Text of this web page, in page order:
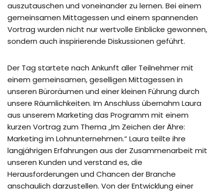
auszutauschen und voneinander zu lernen. Bei einem
gemeinsamen Mittagessen und einem spannenden
Vortrag wurden nicht nur wertvolle Einblicke gewonnen,
sondern auch inspirierende Diskussionen geführt.
Der Tag startete nach Ankunft aller Teilnehmer mit
einem gemeinsamen, geselligen Mittagessen in
unseren Büroräumen und einer kleinen Führung durch
unsere Räumlichkeiten. Im Anschluss übernahm Laura
aus unserem Marketing das Programm mit einem
kurzen Vortrag zum Thema „Im Zeichen der Ähre:
Marketing im Lohnunternehmen.“ Laura teilte ihre
langjährigen Erfahrungen aus der Zusammenarbeit mit
unseren Kunden und verstand es, die
Herausforderungen und Chancen der Branche
anschaulich darzustellen. Von der Entwicklung einer